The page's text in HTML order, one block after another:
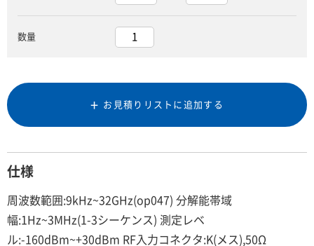
数量
お見積りリストに追加する
仕様
周波数範囲:9kHz~32GHz(op047) 分解能帯域
幅:1Hz~3MHz(1-3シーケンス) 測定レベ
ル:-160dBm~+30dBm RF入力コネクタ:K(メス),50Ω